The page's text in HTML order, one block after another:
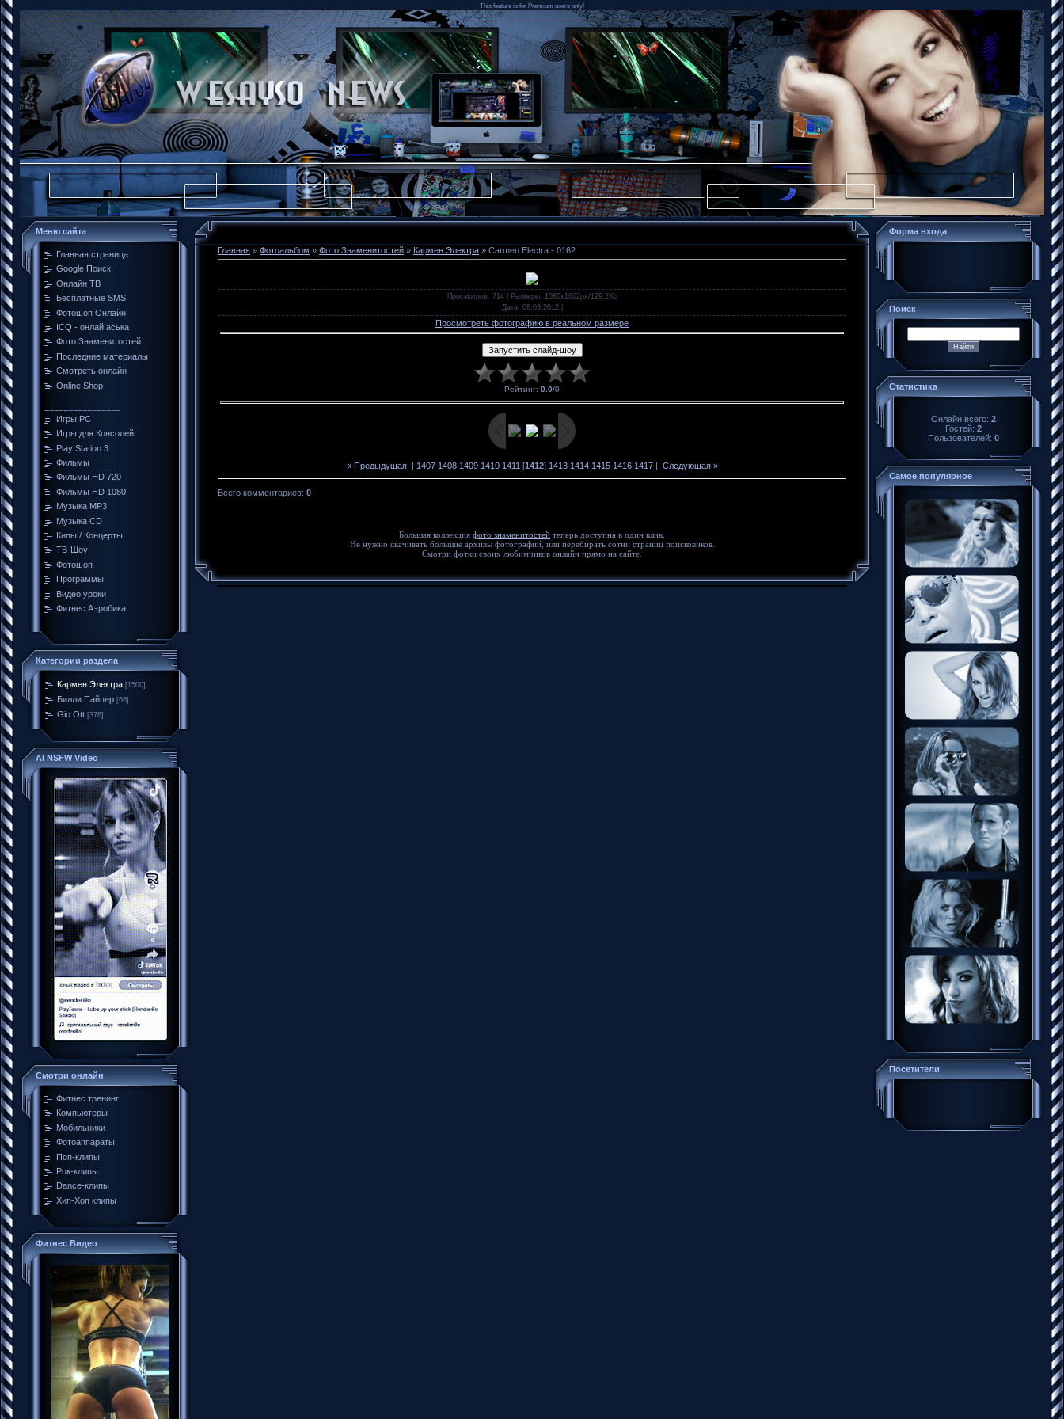
This feature is for Premium users only!
Меню сайта
Главная страница
Google Поиск
Онлайн ТВ
Бесплатные SMS
Фотошоп Онлайн
ICQ - онлай аська
Фото Знаменитостей
Последние материалы
Смотреть онлайн
Online Shop
================
Игры PC
Игры для Консолей
Play Station 3
Фильмы
Фильмы HD 720
Фильмы HD 1080
Музыка MP3
Музыка CD
Кипы / Концерты
ТВ-Шоу
Фотошоп
Программы
Видео уроки
Фитнес Аэробика
Категории раздела
Кармен Электра [1500]
Билли Пайпер [66]
Gio Ott [376]
AI NSFW Video
Смотри онлайн
Фитнес тренинг
Компьютеры
Мобильники
Фотоаппараты
Поп-клипы
Рок-клипы
Dance-клипы
Хип-Хоп клипы
Фитнес Видео
Главная » Фотоальбом » Фото Знаменитостей » Кармен Электра » Carmen Electra - 0162
Просмотров: 714 | Размеры: 1080x1662px/129.2Kb
Дата: 08.03.2012
Просмотреть фотографию в реальном размере
Рейтинг: 0.0/0
« Предыдущая| 1407 1408 1409 1410 1411 [1412] 1413 1414 1415 1416 1417| Следующая »
Всего комментариев: 0
Большая коллекция фото знаменитостей теперь доступна в один клик.
Не нужно скачивать большие архивы фотографий, или перебирать сотни страниц поисковиков.
Смотри фотки своих любимчиков онлайн прямо на сайте.
Форма входа
Поиск
Статистика
Онлайн всего: 2
Гостей: 2
Пользователей: 0
Самое популярное
Посетители